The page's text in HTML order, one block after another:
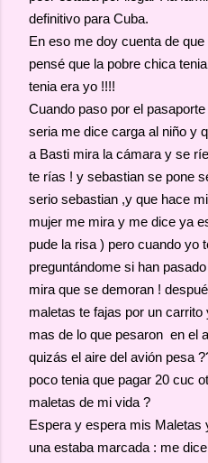
definitivo para Cuba.
En eso me doy cuenta de
pensé que la pobre chica
tenia era yo !!!!
Cuando paso por el
seria me dice carga al niño y
a Basti mira la cámara y se
te rías ! y sebastian se pone
serio sebastian ,y que hace
mujer me mira y me dice ya
pude la risa ) pero cuando yo
preguntándome si han
mira que se demoran !
maletas te fajas por un
mas de lo que pesaron en el
quizás el aire del avión pesa
poco tenia que pagar 20 cuc
maletas de mi vida ?
Espera y espera mis Maletas
una estaba marcada : me